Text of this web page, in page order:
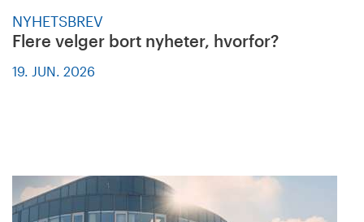
NYHETSBREV
Flere velger bort nyheter, hvorfor?
19. JUN. 2026